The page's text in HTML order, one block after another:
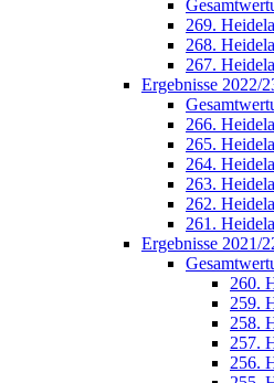
269.
268.
267.
Ergebnisse 2022/
266.
265.
264.
263.
262.
261.
Ergebnisse 2021/
260.
259.
258.
257.
256.